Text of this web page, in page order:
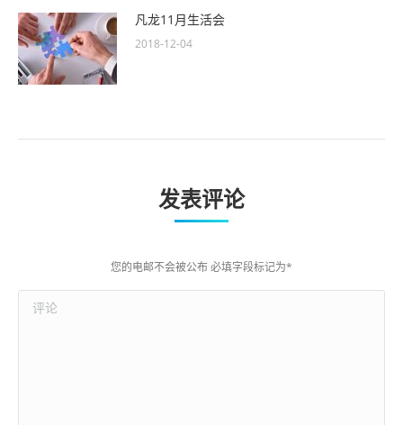
凡龙11月生活会
2018-12-04
发表评论
您的电邮不会被公布 必填字段标记为*
评论